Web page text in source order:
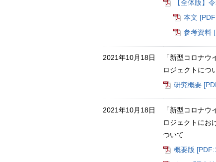
【全体版】
本文
参考資料
2021年10月18日
「新型コロナ
ロジェクトにつ
研究概要
2021年10月18日
「新型コロナ
ロジェクトにお
ついて
概要版